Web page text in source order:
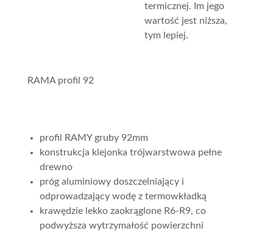
termicznej. Im jego
wartość jest niższa,
tym lepiej.
RAMA profil 92
profil RAMY gruby 92mm
konstrukcja klejonka trójwarstwowa pełne
drewno
próg aluminiowy doszczelniający i
odprowadzający wodę z termowkładką
krawędzie lekko zaokrąglone R6-R9, co
podwyższa wytrzymałość powierzchni